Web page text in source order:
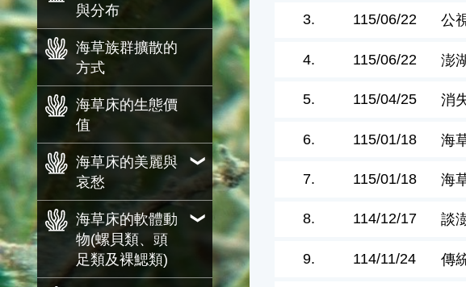
與分布
海草族群擴散的
方式
海草床的生態價
值
海草床的美麗與
哀愁
海草床的軟體動
物(螺貝類、頭
足類及裸鰓類)
3. 115/06/22 公
4. 115/06/22 澎
5. 115/04/25 消
6. 115/01/18 海
7. 115/01/18 海
8. 114/12/17 談
9. 114/11/24 傳